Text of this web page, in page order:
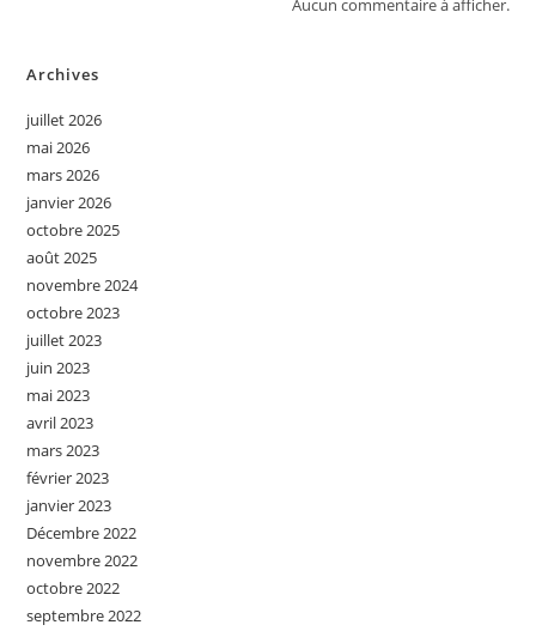
Aucun commentaire à afficher.
Archives
juillet 2026
mai 2026
mars 2026
janvier 2026
octobre 2025
août 2025
novembre 2024
octobre 2023
juillet 2023
juin 2023
mai 2023
avril 2023
mars 2023
février 2023
janvier 2023
Décembre 2022
novembre 2022
octobre 2022
septembre 2022